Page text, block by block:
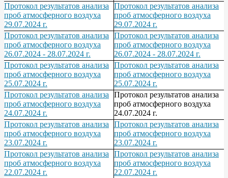
Протокол результатов анализа
проб атмосферного воздуха
29.07.2024 г.
Протокол результатов анализа
проб атмосферного воздуха
29.07.2024 г.
Протокол результатов анализа
проб атмосферного воздуха
26.07.2024 - 28.07.2024 г.
Протокол результатов анализа
проб атмосферного воздуха
26.07.2024 - 28.07.2024 г.
Протокол результатов анализа
проб атмосферного воздуха
25.07.2024 г.
Протокол результатов анализа
проб атмосферного воздуха
25.07.2024 г.
Протокол результатов анализа
проб атмосферного воздуха
24.07.2024 г.
Протокол результатов анализа
проб атмосферного воздуха
24.07.2024 г.
Протокол результатов анализа
проб атмосферного воздуха
23.07.2024 г.
Протокол результатов анализа
проб атмосферного воздуха
23.07.2024 г.
Протокол результатов анализа
проб атмосферного воздуха
22.07.2024 г.
Протокол результатов анализа
проб атмосферного воздуха
22.07.2024 г.